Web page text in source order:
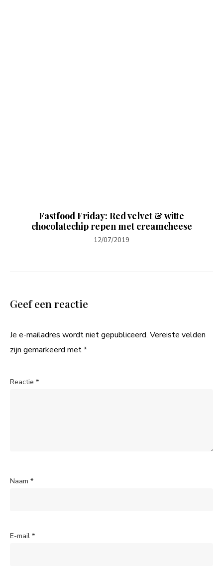
Fastfood Friday: Red velvet & witte
chocolatechip repen met creamcheese
12/07/2019
Geef een reactie
Je e-mailadres wordt niet gepubliceerd. Vereiste velden
zijn gemarkeerd met*
Reactie *
Naam *
E-mail *